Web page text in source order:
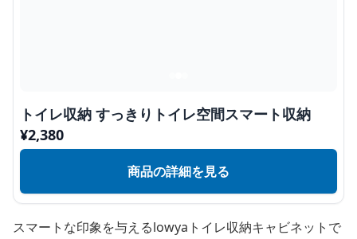
トイレ収納 すっきりトイレ空間スマート収納
¥2,380
商品の詳細を見る
スマートな印象を与えるlowyaトイレ収納キャビネットで